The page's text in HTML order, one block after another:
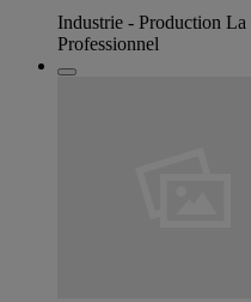
Industrie - Production La
Professionnel